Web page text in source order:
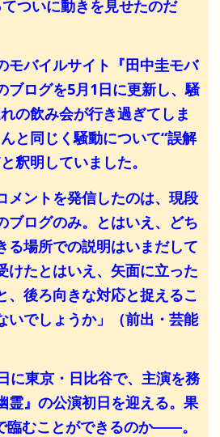
ついに動きを見せたのだ
モバイルサイト『田中圭モバ
ブログを5月1日に更新し、騒
の飲み会が行き過ぎてしま
と同じく騒動について“誤解
釈明していました。
メントを発信したのは、現段
ブログのみ。とはいえ、どち
る場所での説明はいまだして
けたとはいえ、矢面に立った
、後ろ向きな対応と捉えるこ
いでしょうか」（前出・芸能
に東京・日比谷で、主演を務
霊』の公演初日を迎える。果
臨むことができるのか――。